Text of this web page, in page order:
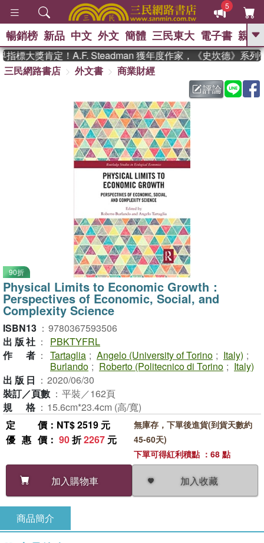
5
GO
熱搜： 東野圭吾
父親節 、 如果歷
暑期推薦 、 國際布克
獎 臺灣漫遊錄 、 方念華
登輝時代 、 數學女孩：黎曼猜想
偉大的迷走神經
暢銷榜 新品 中文 外文 簡體 三民東大 電子書 親子
標大獎肯定！A.F. Steadman 獲年度作家，《史坎德》系列
三民網路書店
外文書
商業財經
評論
90折
Physical Limits to Economic Growth：
Perspectives of Economic, Social, and
Complexity Science
ISBN13 ： 9780367593506
出版社 ：
PBKTYFRL
作者 ： Tartaglia ; Angelo (University of Torino ; Italy) ;
Burlando ; Roberto (Politecnico di Torino ; Italy)
出版日 ： 2020/06/30
裝訂／頁數 ： 平裝／162頁
規格 ： 15.6cm*23.4cm (高/寬)
定價 ：NT$ 2519 元
優惠價 ： 90折2267 元
加入購物車 加入收藏
無庫存，下單後進貨(到貨天數約
45-60天)
下單可得紅利積點 ：68 點
商品簡介